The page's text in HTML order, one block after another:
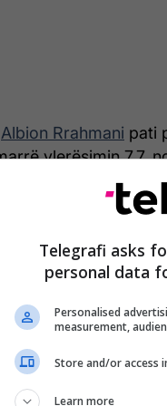
Albion Rrahmani pati
vlerësimin 7.7,
tjetër kishte një
golin e
pati
/
Telegrafi/
Telegrafi asks
personal data
Personalised
measurement,
Store and/or access
Learn more